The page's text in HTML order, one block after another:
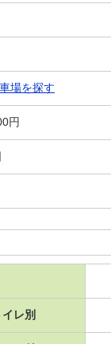
場を探す
円
レ別